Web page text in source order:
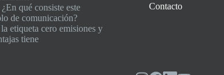
qué consiste este
de comunicación?
etiqueta cero emisiones y
tiene
Contacto